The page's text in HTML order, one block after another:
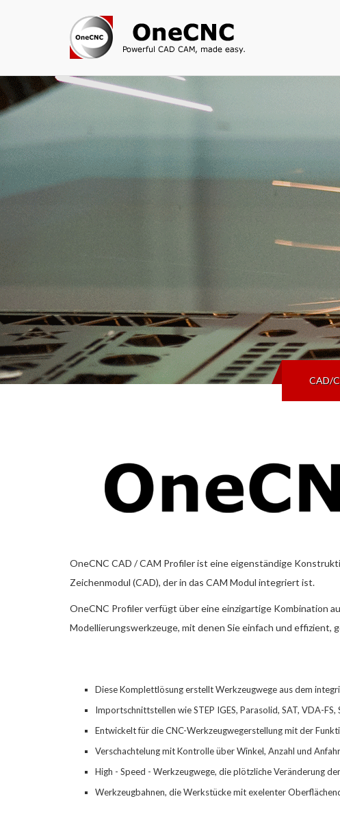
CAD/
OneCNC CAD / CAM Profiler ist eine eigenständige
Zeichenmodul (CAD), der in das CAM Modul integriert ist.
OneCNC Profiler verfügt über eine einzigartige Kombination
Modellierungswerkzeuge, mit denen Sie einfach und effizient,
Diese Komplettlösung erstellt Werkzeugwege aus dem
Importschnittstellen wie STEP IGES, Parasolid, SAT, VDA-
Entwickelt für die CNC-Werkzeugwegerstellung mit der
Verschachtelung mit Kontrolle über Winkel, Anzahl und
High - Speed - Werkzeugwege, die plötzliche Veränderung
Werkzeugbahnen, die Werkstücke mit exelenter